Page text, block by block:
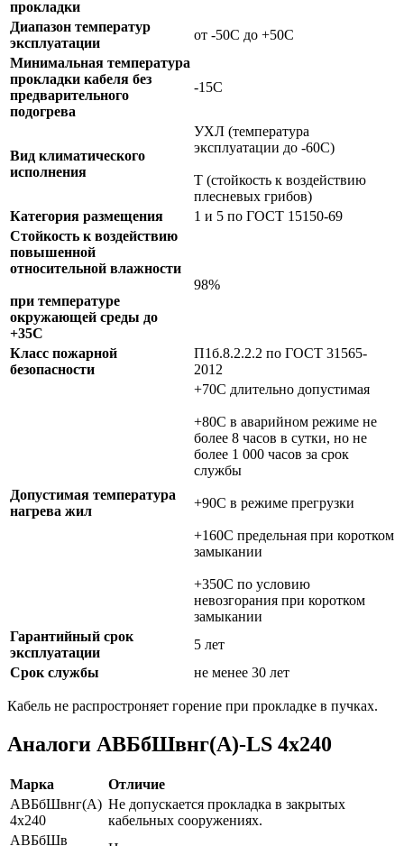
прокладки
Диапазон температур
эксплуатации
от -50С до +50С
Минимальная температура
прокладки кабеля без
предварительного
подогрева
-15С
Вид климатического
исполнения
УХЛ (температура
эксплуатации до -60С)
Т (стойкость к воздействию
плесневых грибов)
Категория размещения
1 и 5 по ГОСТ 15150-69
Стойкость к воздействию
повышенной
относительной влажности
при температуре
окружающей среды до
+35C
98%
Класс пожарной
безопасности
П1б.8.2.2.2 по ГОСТ 31565-
2012
Допустимая температура
нагрева жил
+70C длительно допустимая
+80C в аварийном режиме не
более 8 часов в сутки, но не
более 1 000 часов за срок
службы
+90C в режиме прегрузки
+160C предельная при коротком
замыкании
+350C по условию
невозгорания при коротком
замыкании
Гарантийный срок
эксплуатации
5 лет
Срок службы
не менее 30 лет
Кабель не распростроняет горение при прокладке в пучках.
Аналоги АВБбШвнг(А)-LS 4х240
Марка
Отличие
АВБбШвнг(А)
4х240
Не допускается прокладка в закрытых
кабельных сооружениях.
АВБбШв